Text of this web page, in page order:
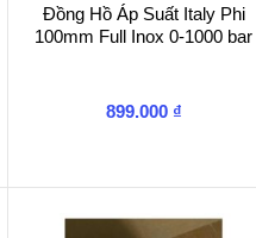
Đồng Hồ Áp Suất Italy Phi
100mm Full Inox 0-1000 bar
899.000 ₫